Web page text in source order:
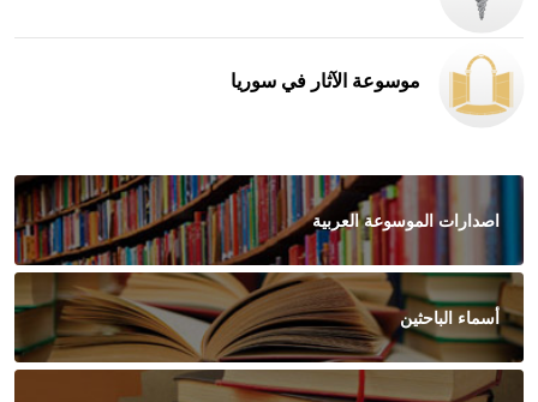
موسوعة الآثار في سوريا
اصدارات الموسوعة العربية
أسماء الباحثين